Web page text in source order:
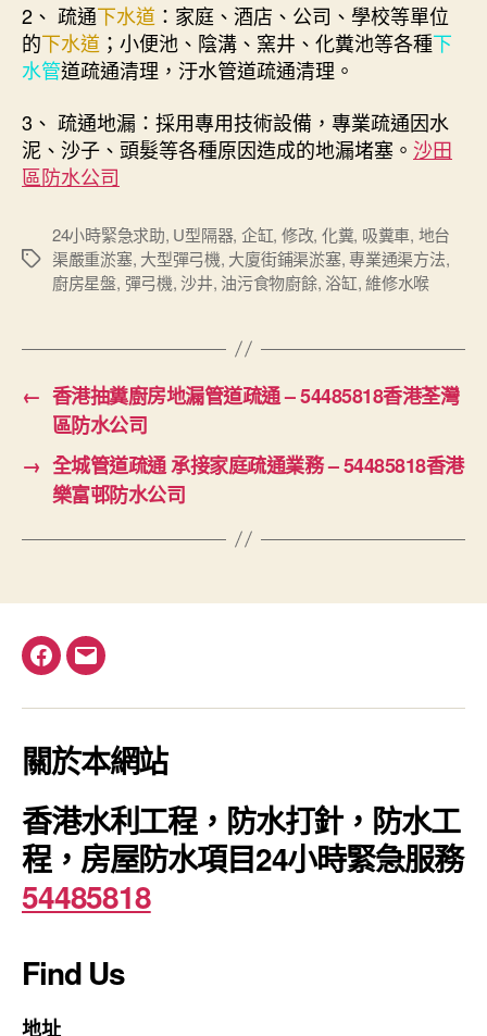
2、 疏通下水道 ：家庭、酒店、公司、學校等單位
的下水道 ；小便池、陰溝、窯井、化糞池等各種下
水管道疏通清理，汙水管道疏通清理。
3、 疏通地漏：採用專用技術設備，專業疏通因水
泥、沙子、頭髮等各種原因造成的地漏堵塞。 沙田
區防水公司
Tags
24小時緊急求助, U型隔器, 企缸, 修改, 化糞, 吸糞車, 地台
渠嚴重淤塞, 大型彈弓機, 大廈街鋪渠淤塞,專業通渠方法,
廚房星盤, 彈弓機,沙井, 油污食物廚餘, 浴缸,維修水喉
← 香港抽糞廚房地漏管道疏通 – 54485818香港荃灣
區防水公司
→ 全城管道疏通 承接家庭疏通業務 – 54485818香港
樂富邨防水公司
Facebook
電
關於本網站
香港水利工程，防水打針，防水工
程，房屋防水項目24小時緊急服務
54485818
Find Us
地址